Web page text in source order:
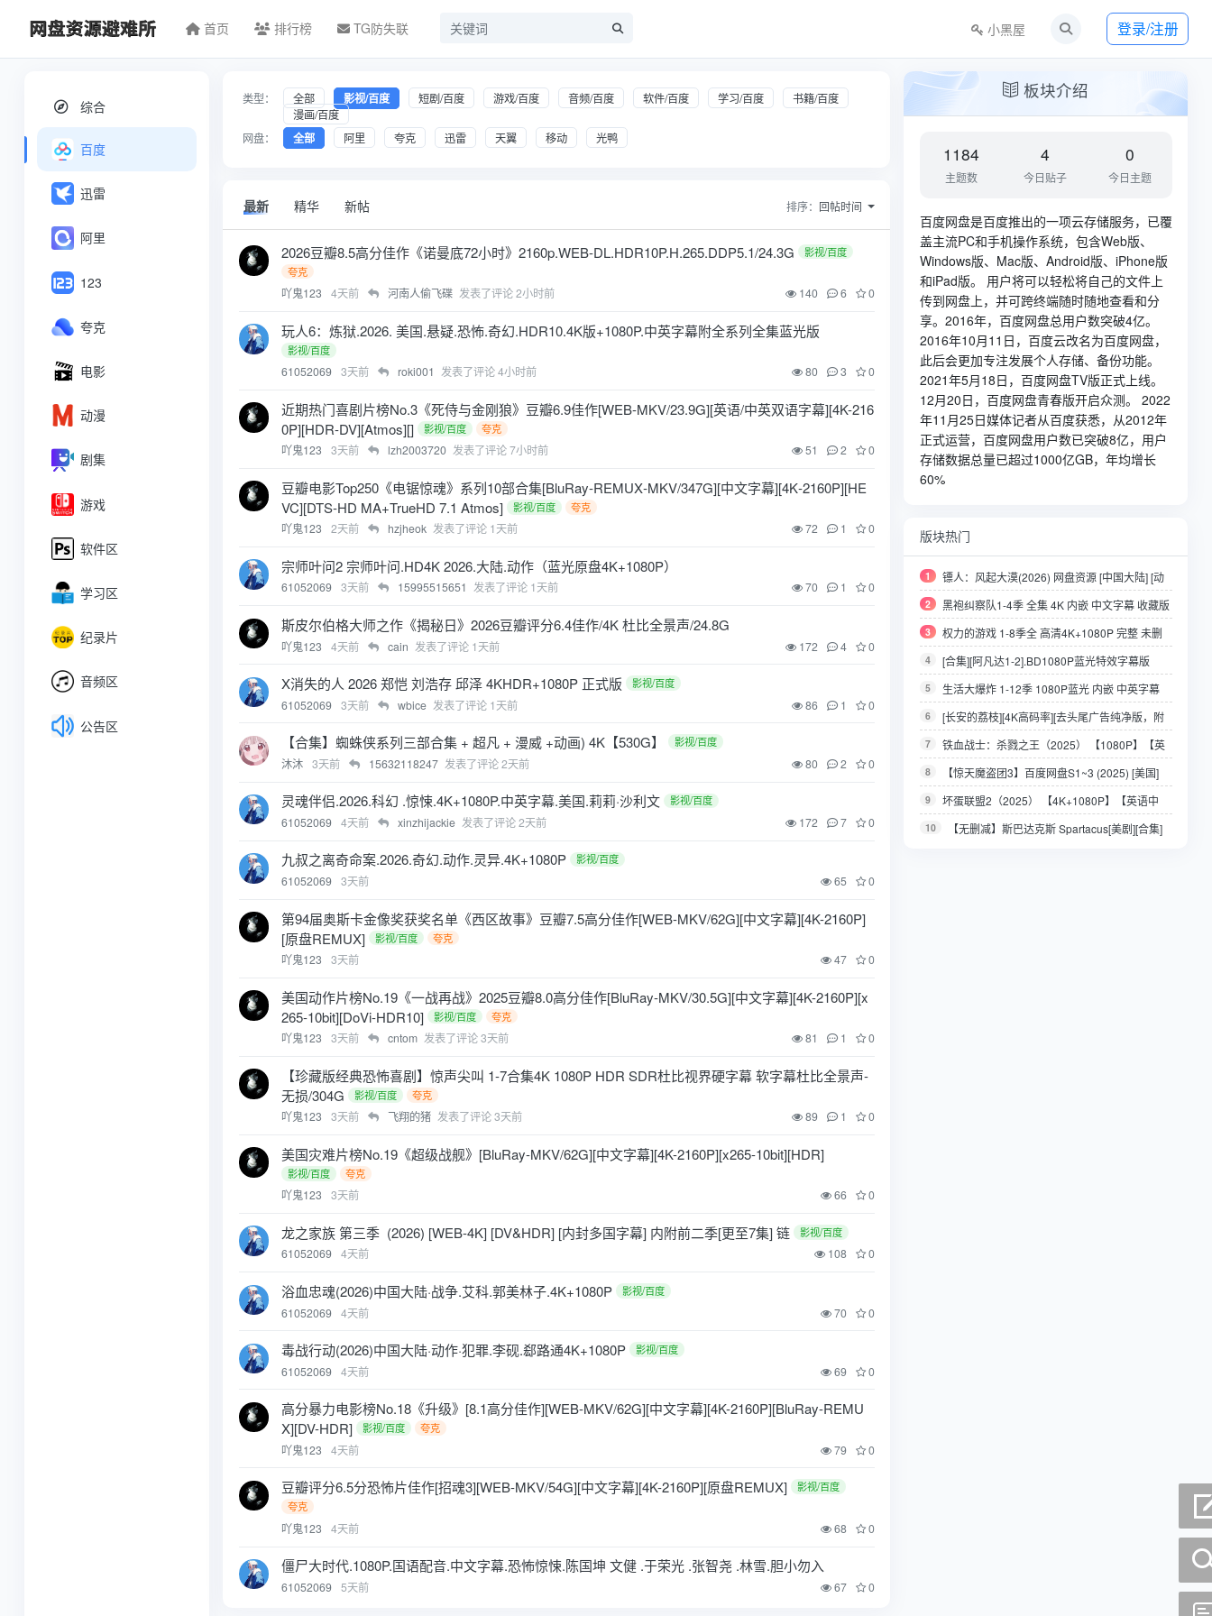
首页 排行榜 TG防失联 小黑屋 登录/注册
综合
百度
迅雷
阿里
123
夸克
电影
动漫
剧集
游戏
软件区
学习区
纪录片
音频区
公告区
类型： 全部 影视/百度 短剧/百度 游戏/百度 音频/百度 软件/百度 学习/百度
书籍/百度
漫画/百度
网盘：
全部 阿里 夸克 迅雷 天翼 移动 光鸭
最新 精华 新帖 排序： 回帖时间
2026豆瓣8.5高分佳作《诺曼底72小时》2160p.WEB-DL.HDR10P.H.265.DDP5.1/24.3G
影视/百度
夸克
吖鬼123 4天前 河南人偷飞碟 发表了评论2小时前 140 6 0
玩人6：炼狱.2026. 美国.悬疑.恐怖.奇幻.HDR10.4K版+1080P.中英字幕附全系列全集蓝光版
影视/百度
61052069 3天前 roki001 发表了评论4小时前 80 3 0
近期热门喜剧片榜No.3《死侍与金刚狼》豆瓣6.9佳作[WEB-MKV/23.9G][英语/中英双语字幕][4K-216
0P][HDR-DV][Atmos][]
影视/百度 夸克
吖鬼123 3天前 lzh2003720 发表了评论7小时前 51 2 0
豆瓣电影Top250《电锯惊魂》系列10部合集[BluRay‑REMUX‑MKV/347G][中文字幕][4K‑2160P][HE
VC][DTS‑HD MA+TrueHD 7.1 Atmos]
影视/百度 夸克
吖鬼123 2天前 hzjheok 发表了评论1天前 72 1 0
宗师叶问2 宗师叶问.HD4K 2026.大陆.动作（蓝光原盘4K+1080P）
61052069 3天前 15995515651 发表了评论1天前 70 1 0
斯皮尔伯格大师之作《揭秘日》2026豆瓣评分6.4佳作/4K 杜比全景声/24.8G
吖鬼123 4天前 cain 发表了评论1天前 172 4 0
X消失的人 2026 郑恺 刘浩存 邱泽 4KHDR+1080P 正式版 影视/百度
61052069 3天前 wbice 发表了评论1天前 86 1 0
【合集】蜘蛛侠系列三部合集 + 超凡 + 漫威 +动画) 4K【530G】 影视/百度
沐沐 3天前 15632118247 发表了评论2天前 80 2 0
灵魂伴侣.2026.科幻 .惊悚.4K+1080P.中英字幕.美国.莉莉·沙利文 影视/百度
61052069 4天前 xinzhijackie 发表了评论2天前 172 7 0
九叔之离奇命案.2026.奇幻.动作.灵异.4K+1080P 影视/百度
61052069 3天前 65 0
第94届奥斯卡金像奖获奖名单《西区故事》豆瓣7.5高分佳作[WEB-MKV/62G][中文字幕][4K-2160P]
[原盘REMUX]
影视/百度 夸克
吖鬼123 3天前 47 0
美国动作片榜No.19《一战再战》2025豆瓣8.0高分佳作[BluRay-MKV/30.5G][中文字幕][4K-2160P][x
265-10bit][DoVi-HDR10]
影视/百度 夸克
吖鬼123 3天前 cntom 发表了评论3天前 81 1 0
【珍藏版经典恐怖喜剧】惊声尖叫 1-7合集4K 1080P HDR SDR杜比视界硬字幕 软字幕杜比全景声-
无损/304G
影视/百度 夸克
吖鬼123 3天前 飞翔的猪 发表了评论3天前 89 1 0
美国灾难片榜No.19《超级战舰》[BluRay-MKV/62G][中文字幕][4K-2160P][x265-10bit][HDR]
影视/百度 夸克
吖鬼123 3天前 66 0
龙之家族 第三季 (2026) [WEB-4K] [DV&HDR] [内封多国字幕] 内附前二季[更至7集] 链 影视/百度
61052069 4天前 108 0
浴血忠魂(2026)中国大陆·战争.艾科.郭美林子.4K+1080P 影视/百度
61052069 4天前 70 0
毒战行动(2026)中国大陆·动作·犯罪.李砚.郄路通4K+1080P 影视/百度
61052069 4天前 69 0
高分暴力电影榜No.18《升级》[8.1高分佳作][WEB-MKV/62G][中文字幕][4K-2160P][BluRay-REMU
X][DV-HDR]
影视/百度 夸克
吖鬼123 4天前 79 0
豆瓣评分6.5分恐怖片佳作[招魂3][WEB-MKV/54G][中文字幕][4K-2160P][原盘REMUX]
影视/百度
夸克
吖鬼123 4天前 68 0
僵尸大时代.1080P.国语配音.中文字幕.恐怖惊悚.陈国坤 文健 .于荣光 .张智尧 .林雪.胆小勿入
61052069 5天前 67 0
板块介绍
1184
主题数
4
今日贴子
0
今日主题
百度网盘是百度推出的一项云存储服务，已覆
盖主流PC和手机操作系统，包含Web版、
Windows版、Mac版、Android版、iPhone版
和iPad版。 用户将可以轻松将自己的文件上
传到网盘上，并可跨终端随时随地查看和分
享。2016年，百度网盘总用户数突破4亿。
2016年10月11日，百度云改名为百度网盘，
此后会更加专注发展个人存储、备份功能。
2021年5月18日，百度网盘TV版正式上线。
12月20日，百度网盘青春版开启众测。 2022
年11月25日媒体记者从百度获悉，从2012年
正式运营，百度网盘用户数已突破8亿，用户
存储数据总量已超过1000亿GB，年均增长
60%
版块热门
1
镖人：风起大漠(2026) 网盘资源 [中国大陆] [动
作/武侠/古装] 汉语普通话7.5分
2 黑袍纠察队1-4季 全集 4K 内嵌 中文字幕 收藏版
3
权力的游戏 1-8季全 高清4K+1080P 完整 未删
减 中英字幕
4 [合集][阿凡达1-2].BD1080P蓝光特效字幕版
5
生活大爆炸 1-12季 1080P蓝光 内嵌 中英字幕
收藏版
6
[长安的荔枝][4K高码率][去头尾广告纯净版，附
赠马伯庸原版小说，值得珍藏][2025]
7
铁血战士：杀戮之王（2025） 【1080P】【英
语中字】【3.5G】
8
【惊天魔盗团3】百度网盘S1~3 (2025) [美国]
[剧情 / 动作 / 犯罪] 英语 (建议先保存再观看)
9
坏蛋联盟2（2025） 【4K+1080P】【英语中
字】【14.4G】
10
【无删减】斯巴达克斯 Spartacus[美剧][合集]